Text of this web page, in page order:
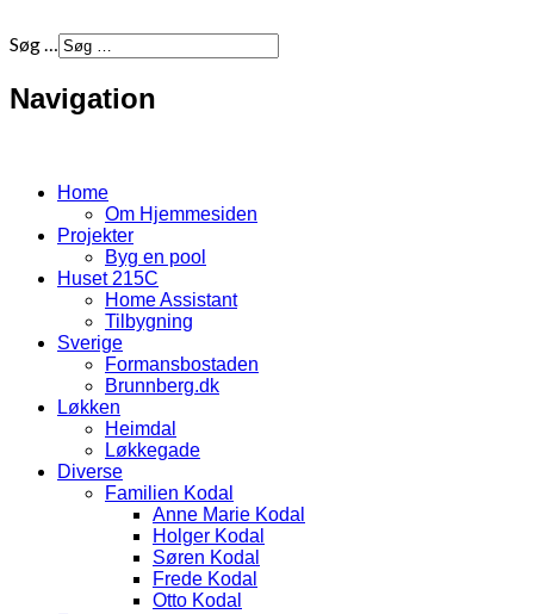
Søg …
Navigation
Home
Om Hjemmesiden
Projekter
Byg en pool
Huset 215C
Home Assistant
Tilbygning
Sverige
Formansbostaden
Brunnberg.dk
Løkken
Heimdal
Løkkegade
Diverse
Familien Kodal
Anne Marie Kodal
Holger Kodal
Søren Kodal
Frede Kodal
Otto Kodal